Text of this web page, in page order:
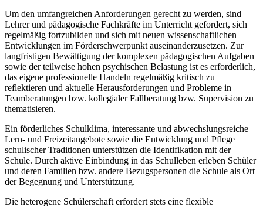
Um den umfangreichen Anforderungen gerecht zu werden, sind
Lehrer und pädagogische Fachkräfte im Unterricht gefordert, sich
regelmäßig fortzubilden und sich mit neuen wissenschaftlichen
Entwicklungen im Förderschwerpunkt auseinanderzusetzen. Zur
langfristigen Bewältigung der komplexen pädagogischen Aufgaben
sowie der teilweise hohen psychischen Belastung ist es erforderlich,
das eigene professionelle Handeln regelmäßig kritisch zu
reflektieren und aktuelle Herausforderungen und Probleme in
Teamberatungen bzw. kollegialer Fallberatung bzw. Supervision zu
thematisieren.
Ein förderliches Schulklima, interessante und abwechslungsreiche
Lern- und Freizeitangebote sowie die Entwicklung und Pflege
schulischer Traditionen unterstützen die Identifikation mit der
Schule. Durch aktive Einbindung in das Schulleben erleben Schüler
und deren Familien bzw. andere Bezugspersonen die Schule als Ort
der Begegnung und Unterstützung.
Die heterogene Schülerschaft erfordert stets eine flexible